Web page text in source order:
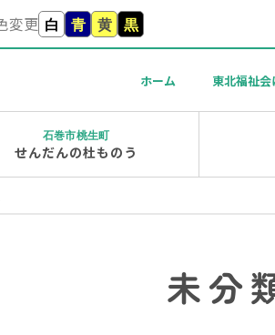
変更 白 青 黄 黒
ホーム 東北福祉会
石巻市桃生町
せんだんの杜ものう
未分